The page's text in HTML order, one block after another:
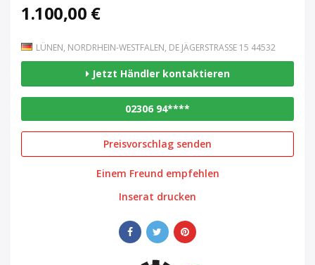
1.100,00 €
LÜNEN, NORDRHEIN-WESTFALEN, DE JÄGERSTRASSE 15 44532
Jetzt Händler kontaktieren
02306 94****
Preisvorschlag senden
Einem Freund empfehlen
Inserat drucken